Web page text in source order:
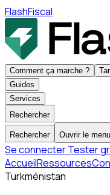
FlashFiscal
Comment ça marche ?
Guides
Services
Rechercher
Rechercher Ouvrir le
Se connecterTester
AccueilRessources
Turkménistan